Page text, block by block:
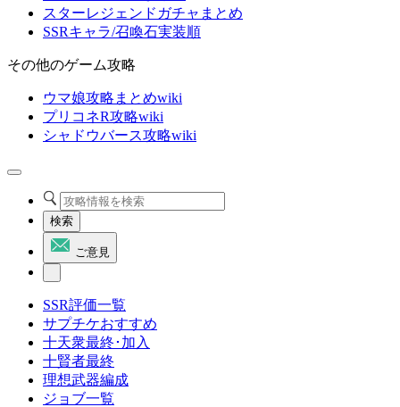
スターレジェンドガチャまとめ
SSRキャラ/召喚石実装順
その他のゲーム攻略
ウマ娘攻略まとめwiki
プリコネR攻略wiki
シャドウバース攻略wiki
検索
ご意見
SSR評価一覧
サプチケおすすめ
十天衆最終･加入
十賢者最終
理想武器編成
ジョブ一覧